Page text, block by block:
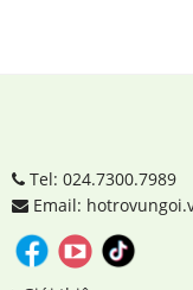
Tel: 024.7300.7989
Email: